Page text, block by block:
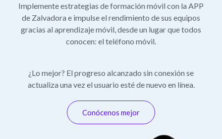
Implemente estrategias de formación móvil con la APP
de Zalvadora e impulse el rendimiento de sus equipos
gracias al aprendizaje móvil, desde un lugar que todos
conocen: el teléfono móvil.
¿Lo mejor? El progreso alcanzado sin conexión se
actualiza una vez el usuario esté de nuevo en línea.
Conócenos mejor